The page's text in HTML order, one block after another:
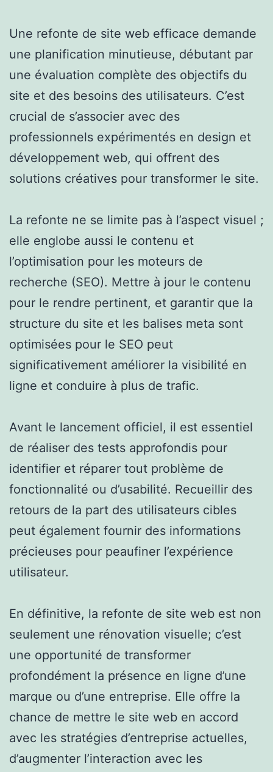
Une refonte de site web efficace demande
une planification minutieuse, débutant par
une évaluation complète des objectifs du
site et des besoins des utilisateurs. C’est
crucial de s’associer avec des
professionnels expérimentés en design et
développement web, qui offrent des
solutions créatives pour transformer le site.
La refonte ne se limite pas à l’aspect visuel ;
elle englobe aussi le contenu et
l’optimisation pour les moteurs de
recherche (SEO). Mettre à jour le contenu
pour le rendre pertinent, et garantir que la
structure du site et les balises meta sont
optimisées pour le SEO peut
significativement améliorer la visibilité en
ligne et conduire à plus de trafic.
Avant le lancement officiel, il est essentiel
de réaliser des tests approfondis pour
identifier et réparer tout problème de
fonctionnalité ou d’usabilité. Recueillir des
retours de la part des utilisateurs cibles
peut également fournir des informations
précieuses pour peaufiner l’expérience
utilisateur.
En définitive, la refonte de site web est non
seulement une rénovation visuelle; c’est
une opportunité de transformer
profondément la présence en ligne d’une
marque ou d’une entreprise. Elle offre la
chance de mettre le site web en accord
avec les stratégies d’entreprise actuelles,
d’augmenter l’interaction avec les